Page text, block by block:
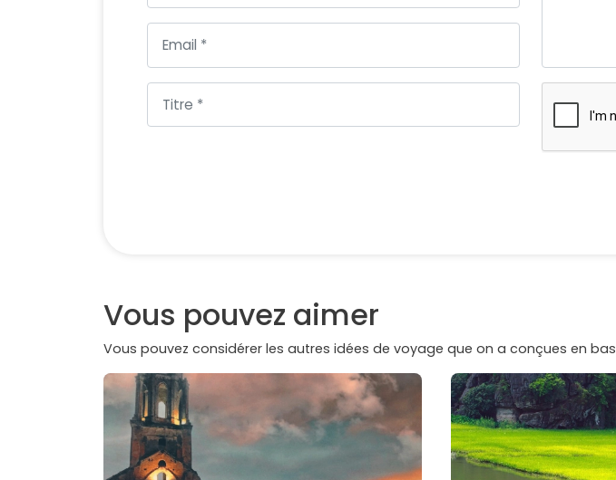
Vous pouvez aimer
Vous pouvez considérer les autres idées de voyage que on a conçues en bas